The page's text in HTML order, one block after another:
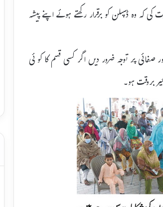
کہ وہ ڈسپلن کو برقرار رکھتے ہوئے اپنے پیشہ
پر توجہ ضرور دیں اگر کسی قسم کا کو ئی
بروقت ہو۔